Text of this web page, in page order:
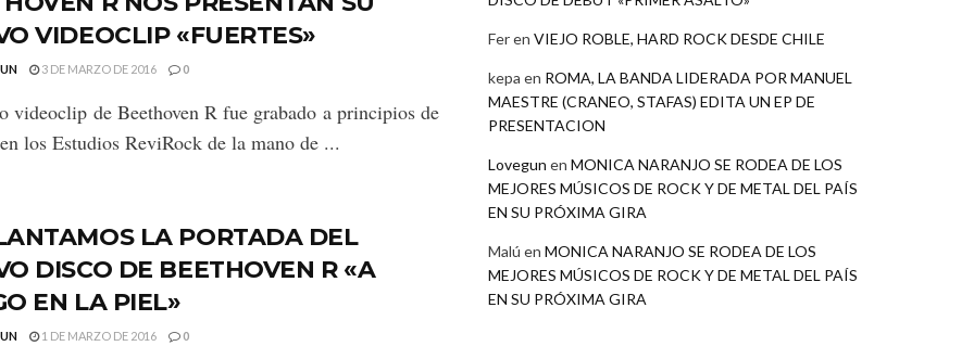
VIDEOCLIP «FUERTES»
3 DE MARZO DE 2016 0
videoclip de Beethoven R fue grabado a principios de
los Estudios ReviRock de la mano de ...
LA PORTADA DEL
DISCO DE BEETHOVEN R «A
EN LA PIEL»
1 DE MARZO DE 2016 0
Feren VIEJO ROBLE, HARD ROCK DESDE CHILE
kepa en ROMA, LA BANDA LIDERADA POR MANUEL
MAESTRE (CRANEO, STAFAS) EDITA UN EP DE
PRESENTACION
Lovegun en MONICA NARANJO SE RODEA DE LOS
MEJORES MÚSICOS DE ROCK Y DE METAL DEL PAÍS
EN SU PRÓXIMA GIRA
Malú en MONICA NARANJO SE RODEA DE LOS
MEJORES MÚSICOS DE ROCK Y DE METAL DEL PAÍS
EN SU PRÓXIMA GIRA